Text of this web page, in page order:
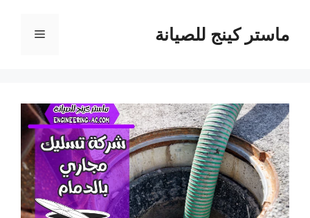
المحتوىماستر كينج للصيانة القائمة